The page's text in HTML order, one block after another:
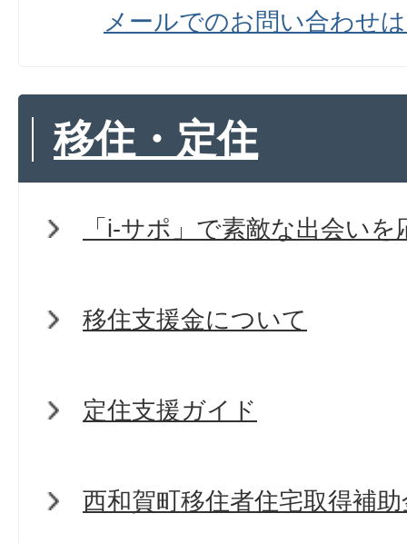
メールでのお問い合わせ
移住・定住
「i-サポ」で素敵な出会い
移住支援金について
定住支援ガイド
西和賀町移住者住宅取得補